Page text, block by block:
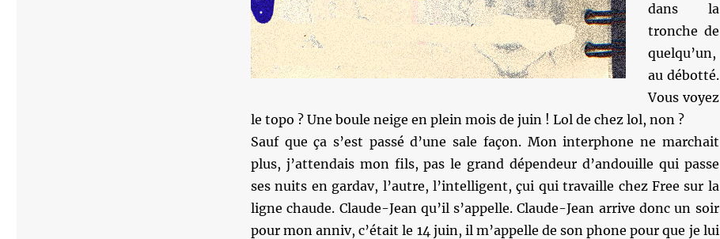
dans la
tronche de
quelqu’un,
au débotté.
Vous voyez
le topo ? Une boule neige en plein mois de juin ! Lol de chez lol, non ?
Sauf que ça s’est passé d’une sale façon. Mon interphone ne marchait
plus, j’attendais mon fils, pas le grand dépendeur d’andouille qui passe
ses nuits en gardav, l’autre, l’intelligent, çui qui travaille chez Free sur la
ligne chaude. Claude-Jean qu’il s’appelle. Claude-Jean arrive donc un soir
pour mon anniv, c’était le 14 juin, il m’appelle de son phone pour que je lui